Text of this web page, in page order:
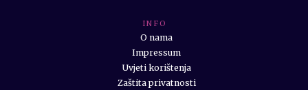
I N F O
O nama
Impressum
Uvjeti korištenja
Zaštita privatnosti